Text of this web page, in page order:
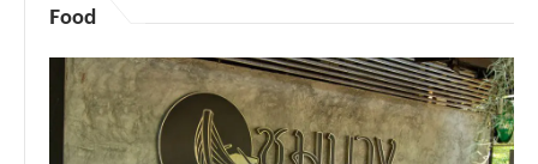
Food